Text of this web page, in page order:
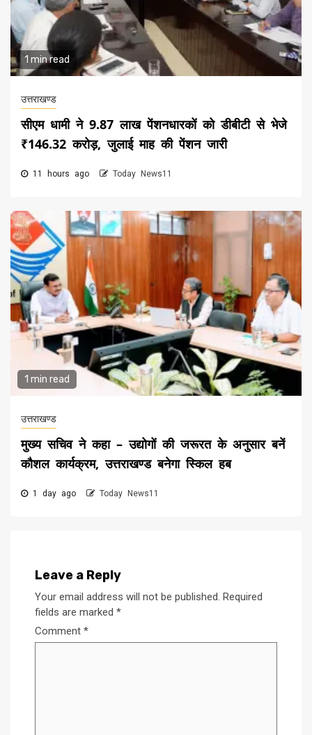
1 min read
उत्तराखण्ड
सीएम धामी ने 9.87 लाख पेंशनधारकों को डीबीटी से भेजे
₹146.32 करोड़, जुलाई माह की पेंशन जारी
11 hours ago Today News11
1 min read
उत्तराखण्ड
मुख्य सचिव ने कहा – उद्योगों की जरूरत के अनुसार बनें
कौशल कार्यक्रम, उत्तराखण्ड बनेगा स्किल हब
1 day ago Today News11
Leave a Reply
Your email address will not be published. Required
fields are marked *
Comment *